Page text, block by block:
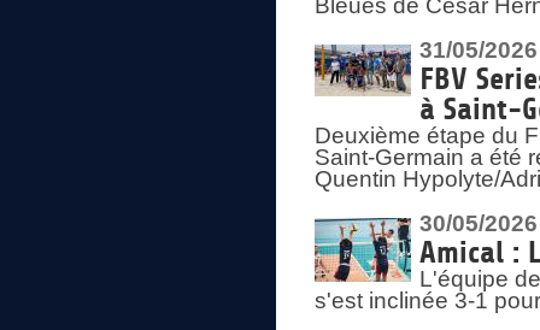
Bleues de Cesar
31/05/2026
FBV
à Saint-
Deuxième étape du
Saint-Germain a été
Quentin Hypolyte/
30/05/2026
Amical :
L'équipe
s'est inclinée 3-1